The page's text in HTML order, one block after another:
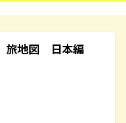
旅地図 日本編